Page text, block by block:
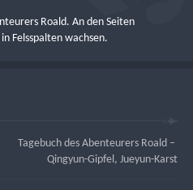
Roald. An den Seiten
Felsspalten wachsen.
Tagebuch des Abenteurers Roald –
Qingyun-Gipfel, Jueyun-Karst